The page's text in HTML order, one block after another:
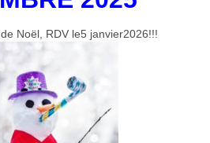
Noël, RDV le5 janvier2026!!!